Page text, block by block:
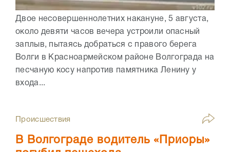
Двое несовершеннолетних накануне, 5 августа,
около девяти часов вечера устроили опасный
заплыв, пытаясь добраться с правого берега
Волги в Красноармейском районе Волгограда на
песчаную косу напротив памятника Ленину у
входа...
Происшествия
В Волгограде водитель «Приоры»